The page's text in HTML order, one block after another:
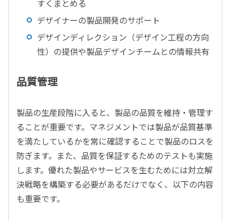
すくまとめる
デザイナーの製品開発のサポート
デザインディレクション（デザイン工程の方向
性）の提供や製品デザインチームとの情報共有
品質管理
製品の生産段階に入ると、製品の品質を維持・管理す
ることが重要です。マネジメントでは製品が品質基準
を満たしているかを常に確認することで製品のロスを
防ぎます。また、品質を保証するためのテストも実施
します。優れた製品やサービスを生むためには対立解
決戦略を構築する必要があるだけでなく、以下の内容
も重要です。